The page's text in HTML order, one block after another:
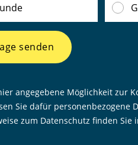
senden
angegebene Möglichkeit zur
Sie dafür personenbezogene
zum Datenschutz finden Sie